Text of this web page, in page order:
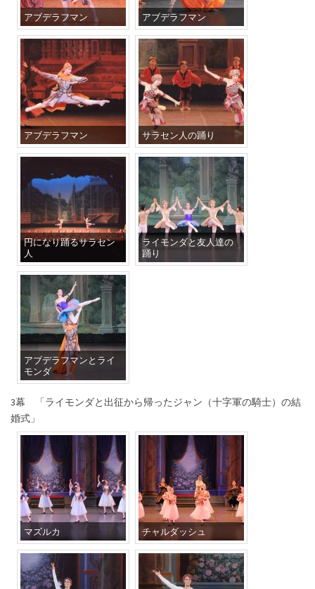
アブデラフマン アブデラフマン
アブデラフマン サラセン人の踊り
円になり踊るサラセン
人
ライモンダと友人達の
踊り
アブデラフマンとライ
モンダ
3幕 「ライモンダと出征から帰ったジャン（十字軍の騎士）の結
婚式」
マズルカ チャルダッシュ